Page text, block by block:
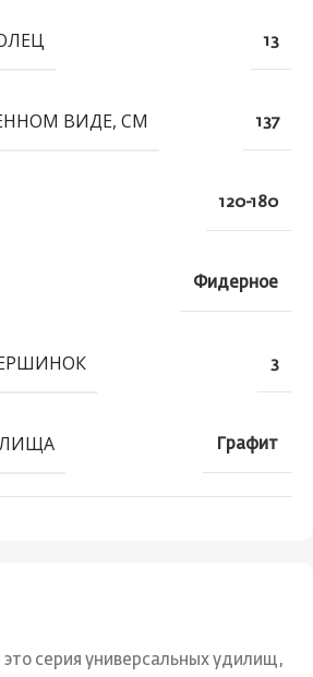
серия универсальных удилищ,
13
ВИДЕ, СМ 137
120-180
Фидерное
3
Графит